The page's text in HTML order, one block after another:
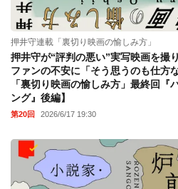
押井守連載「裏切り映画の愉しみ方」
押井守が“評判の悪い”実写映画を撮
ファンの不安に「そう思うのも仕方
「裏切り映画の愉しみ方」最終回『
ング』後編】
第20回 2026/6/17 19:30